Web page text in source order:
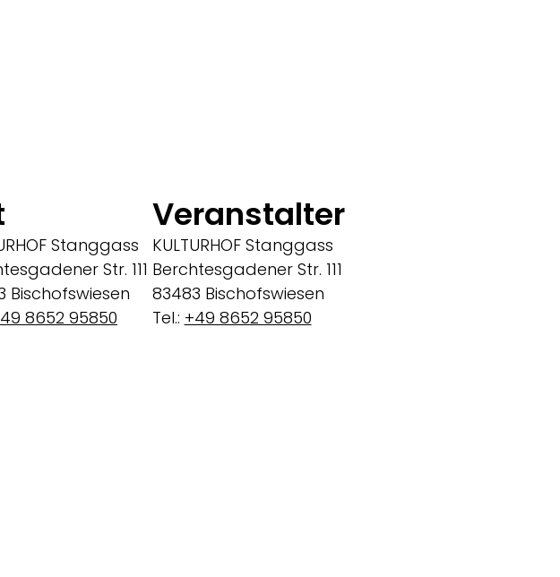
Stanggass
Str. 111
Bischofswiesen
8652 95850
Veranstalter
KULTURHOF Stanggass
Berchtesgadener Str. 111
83483 Bischofswiesen
Tel.: +49 8652 95850